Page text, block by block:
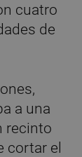
cuatro
de
a una
recinto
cortar el